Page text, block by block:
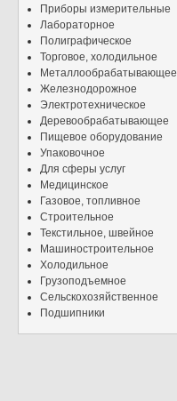
Приборы измерительные
Лабораторное
Полиграфическое
Торговое, холодильное
Металлообрабатывающее
Железнодорожное
Электротехническое
Деревообрабатывающее
Пищевое оборудование
Упаковочное
Для сферы услуг
Медицинское
Газовое, топливное
Строительное
Текстильное, швейное
Машиностроительное
Холодильное
Грузоподъемное
Сельскохозяйственное
Подшипники